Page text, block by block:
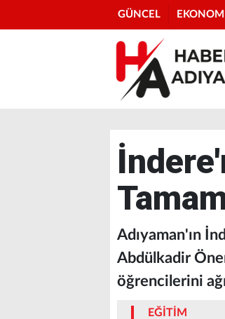
GÜNCEL EKONOMİ
Adıyaman'ın
Abdülkadir
öğrencilerini
EĞİTİM